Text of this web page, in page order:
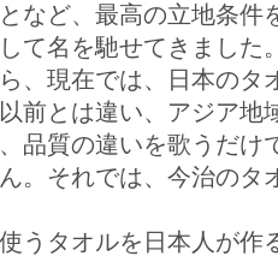
など、最高の立地条件
て名を馳せてきました
、現在では、日本の
前とは違い、アジア地
品質の違いを歌うだけ
。それでは、今治の
使うタオルを日本人が